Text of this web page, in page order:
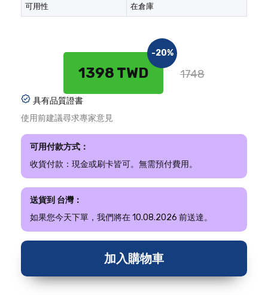
可用性 在倉庫
1398 TWD
-20%
1748
具有品質證書
使用前建議尋求專家意見
可用付款方式：
收貨付款：現金或刷卡皆可。無需預付費用。
送貨到 台灣：
如果您今天下單，我們將在 10.08.2026 前送達。
加入購物車